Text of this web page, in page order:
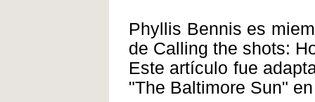
Phyllis Bennis es
de Calling the shots:
Este artículo fue
"The Baltimore Sun"